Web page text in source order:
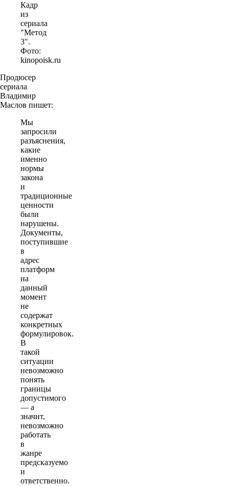
Кадр
из
сериала
"Метод
3".
Фото:
kinopoisk.ru
Продюсер
сериала
Владимир
Маслов пишет:
Мы
запросили
разъяснения,
какие
именно
нормы
закона
и
традиционные
ценности
были
нарушены.
Документы,
поступившие
в
адрес
платформ
на
данный
момент
не
содержат
конкретных
формулировок.
В
такой
ситуации
невозможно
понять
границы
допустимого
— а
значит,
невозможно
работать
в
жанре
предсказуемо
и
ответственно.